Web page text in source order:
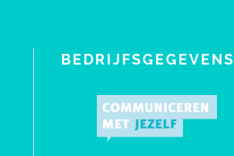
BEDRIJFSGEGEVENS